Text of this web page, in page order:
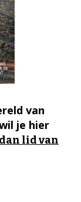
van
je hier
lid van